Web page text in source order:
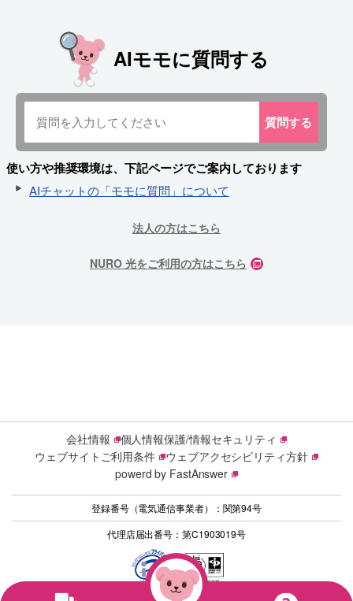
AIモモに質問する
質問する
使い方や推奨環境は、下記ページでご案内しております
AIチャットの「モモに質問」について
法人の方はこちら
NURO 光をご利用の方はこちら
会社情報
個人情報保護/情報セキュリティ
ウェブサイトご利用条件
ウェブアクセシビリティ方針
powerd by FastAnswer
登録番号（電気通信事業者）：関第94号
代理店届出番号：第C1903019号